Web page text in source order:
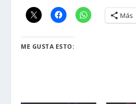
Más
ME GUSTA ESTO: